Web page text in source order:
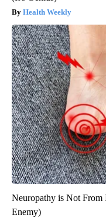
Health Weekly
Neuropathy is Not
Enemy)